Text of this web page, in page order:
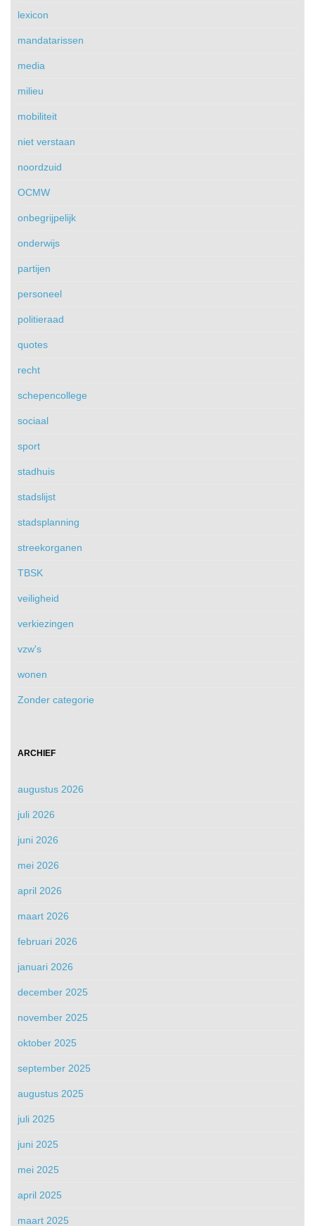
lexicon
mandatarissen
media
milieu
mobiliteit
niet verstaan
noordzuid
OCMW
onbegrijpelijk
onderwijs
partijen
personeel
politieraad
quotes
recht
schepencollege
sociaal
sport
stadhuis
stadslijst
stadsplanning
streekorganen
TBSK
veiligheid
verkiezingen
vzw's
wonen
Zonder categorie
ARCHIEF
augustus 2026
juli 2026
juni 2026
mei 2026
april 2026
maart 2026
februari 2026
januari 2026
december 2025
november 2025
oktober 2025
september 2025
augustus 2025
juli 2025
juni 2025
mei 2025
april 2025
maart 2025